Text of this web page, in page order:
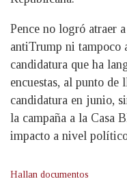
Pence no logró atraer
antiTrump ni tampoco
candidatura que ha
encuestas, al punto de
candidatura en junio,
la campaña a la Casa
impacto a nivel
Hallan documentos